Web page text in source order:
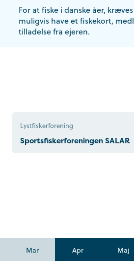
For at fiske i danske åer,
muligvis have et fiskekort,
tilladelse fra ejeren.
Lystfiskerforening
Sportsfiskerforeningen SALAR
Mar Apr Maj